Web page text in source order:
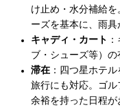
け止め・水分補給
ーズを基本に、雨具
キャディ・カート
ブ・シューズ等）の
滞在 ：四つ星ホテ
旅行にも対応。ゴル
余裕を持った日程が